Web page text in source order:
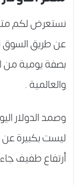
نستعرض لكم
عن طريق السوق
بصفة يومية من
والعالمية .
وصمد الدولار
ليست بكبيرة عن
أرتفاع طفيف